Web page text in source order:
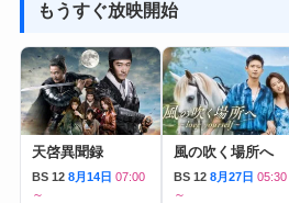
もうすぐ放映開始
天啓異聞録
BS 12 8月14日 07:00
～
風の吹く場所へ
BS 12 8月27日 05:30
～